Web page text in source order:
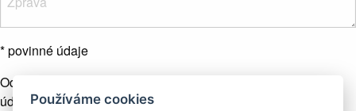
* povinné údaje
Odesláním formuláře souhlasíte se zpracováním osobních
údajů.Více info
Používáme cookies